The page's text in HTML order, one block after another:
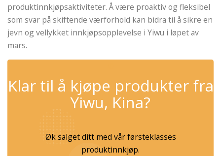
produktinnkjøpsaktiviteter. Å være proaktiv og fleksibel
som svar på skiftende værforhold kan bidra til å sikre en
jevn og vellykket innkjøpsopplevelse i Yiwu i løpet av
mars.
Klar til å kjøpe produkter fra
Yiwu, Kina?
Øk salget ditt med vår førsteklasses
produktinnkjøp.